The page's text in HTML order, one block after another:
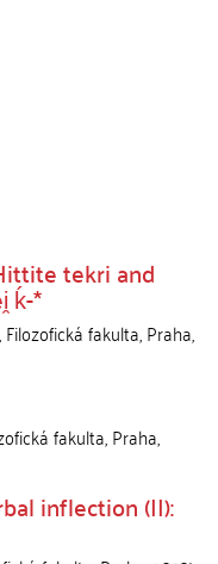
tekri and
ḱ-*
fakulta,Praha,
fakulta,Praha,
inflection (II):